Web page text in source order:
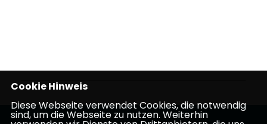
Cookie Hinweis
Diese Webseite verwendet Cookies, die notwendig
sind, um die Webseite zu nutzen. Weiterhin